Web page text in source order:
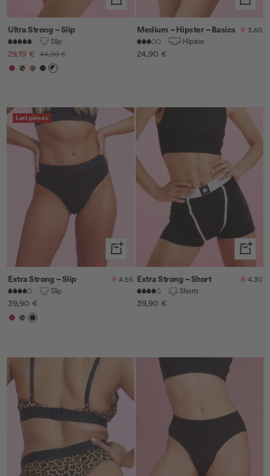
Ultra Strong – Slip
Slip
Angebotspreis
29,19 € Regulärer
Preis
44,90 €
Cherry
LeoLeo/Orange
Schwarz
Schwarz/Weiß
Medium – Hipster – Basics
3.60
Hipster
Angebotspreis
24,90 €
Last pieces
Schnellansicht
Extra Strong – Slip
4.55
Slip
Angebotspreis
39,90 €
Cherry
LeoSchwarz
Extra Strong – Short
4.30
Shorts
Angebotspreis
39,90 €